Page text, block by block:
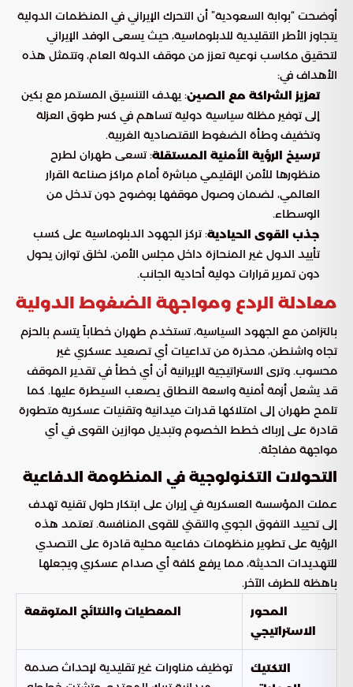
أوضحت “بوابة السعودية” أن التحرك الإيراني في المنظمات الدولية
يتجاوز الأطر التقليدية للدبلوماسية، حيث يسعى الوفد الإيراني
لتحقيق مكاسب نوعية تعزز من موقف الدولة العام، وتتمثل هذه
الأهداف في:
تعزيز الشراكة مع الصين: يهدف التنسيق المستمر مع بكين
إلى توفير مظلة سياسية دولية تساهم في كسر طوق العزلة
وتخفيف وطأة الضغوط الاقتصادية الغربية.
ترسيخ الرؤية الأمنية المستقلة: تسعى طهران لطرح
منظورها للأمن الإقليمي مباشرة أمام مراكز صناعة القرار
العالمي، لضمان وصول موقفها بوضوح دون تدخل من
الوسطاء.
جذب القوى الحيادية: تركز الجهود الدبلوماسية على كسب
تأييد الدول غير المنحازة داخل مجلس الأمن، لخلق توازن يحول
دون تمرير قرارات دولية أحادية الجانب.
معادلة الردع ومواجهة الضغوط الدولية
بالتزامن مع الجهود السياسية، تستخدم طهران خطاباً يتسم بالحزم
تجاه واشنطن، محذرة من تداعيات أي تصعيد عسكري غير
محسوب. وترى الاستراتيجية الإيرانية أن أي خطأ في تقدير الموقف
قد يشعل أزمة أمنية واسعة النطاق يصعب السيطرة عليها. كما
تلمح طهران إلى امتلاكها قدرات ميدانية وتقنيات عسكرية متطورة
قادرة على إرباك خطط الخصوم وتبديل موازين القوى في أي
مواجهة مفاجئة.
التحولات التكنولوجية في المنظومة الدفاعية
عملت المؤسسة العسكرية في إيران على ابتكار حلول تقنية تهدف
إلى تحييد التفوق الجوي والتقني للقوى المنافسة. تعتمد هذه
الرؤية على تطوير منظومات دفاعية محلية قادرة على التصدي
للتهديدات الحديثة، مما يرفع كلفة أي صدام عسكري ويجعلها
باهظة للطرف الآخر.
المحور
الاستراتيجي
المعطيات والنتائج المتوقعة
التكتيك
توظيف مناورات غير تقليدية لإحداث صدمة